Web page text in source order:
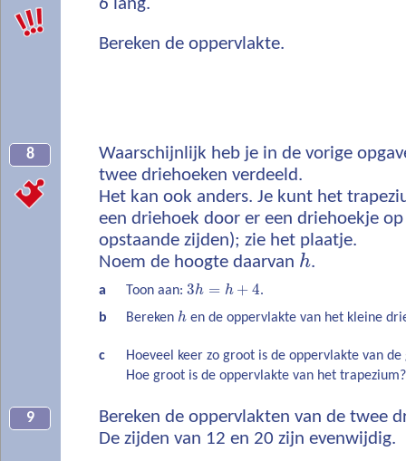
6 lang.
Bereken de oppervlakte.
8
Waarschijnlijk heb je in de vorige
twee driehoeken verdeeld.
Het kan ook anders. Je kunt het
een driehoek door er een driehoekje
opstaande zijden); zie het plaatje.
Noem de hoogte daarvan h.
a Toon aan: 3h = h + 4.
b
Bereken h en de oppervlakte van het kleine
c
Hoeveel keer zo groot is de oppervlakte van
Hoe groot is de oppervlakte van het trapezium?
9
Bereken de oppervlakten van de twee
De zijden van 12 en 20 zijn evenwijdig.